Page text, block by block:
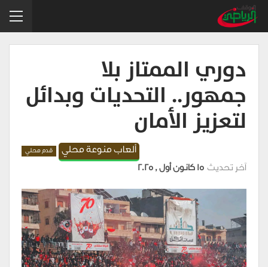
دوري الممتاز بلا
جمهور.. التحديات وبدائل
لتعزيز الأمان
ألعاب منوعة محلي قدم محلي
آخر تحديث15 كانون أول , 2025